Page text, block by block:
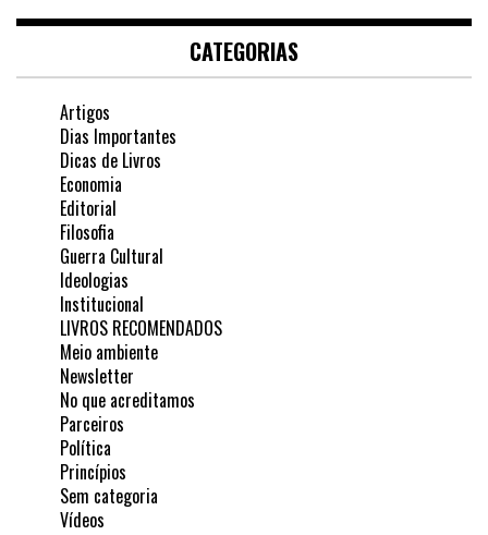
CATEGORIAS
Artigos
Dias Importantes
Dicas de Livros
Economia
Editorial
Filosofia
Guerra Cultural
Ideologias
Institucional
LIVROS RECOMENDADOS
Meio ambiente
Newsletter
No que acreditamos
Parceiros
Política
Princípios
Sem categoria
Vídeos